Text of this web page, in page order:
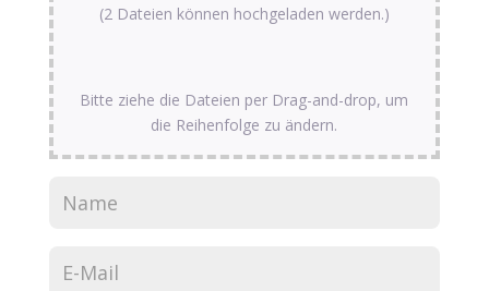
(2 Dateien können hochgeladen werden.)
Bitte ziehe die Dateien per Drag-and-drop, um
die Reihenfolge zu ändern.